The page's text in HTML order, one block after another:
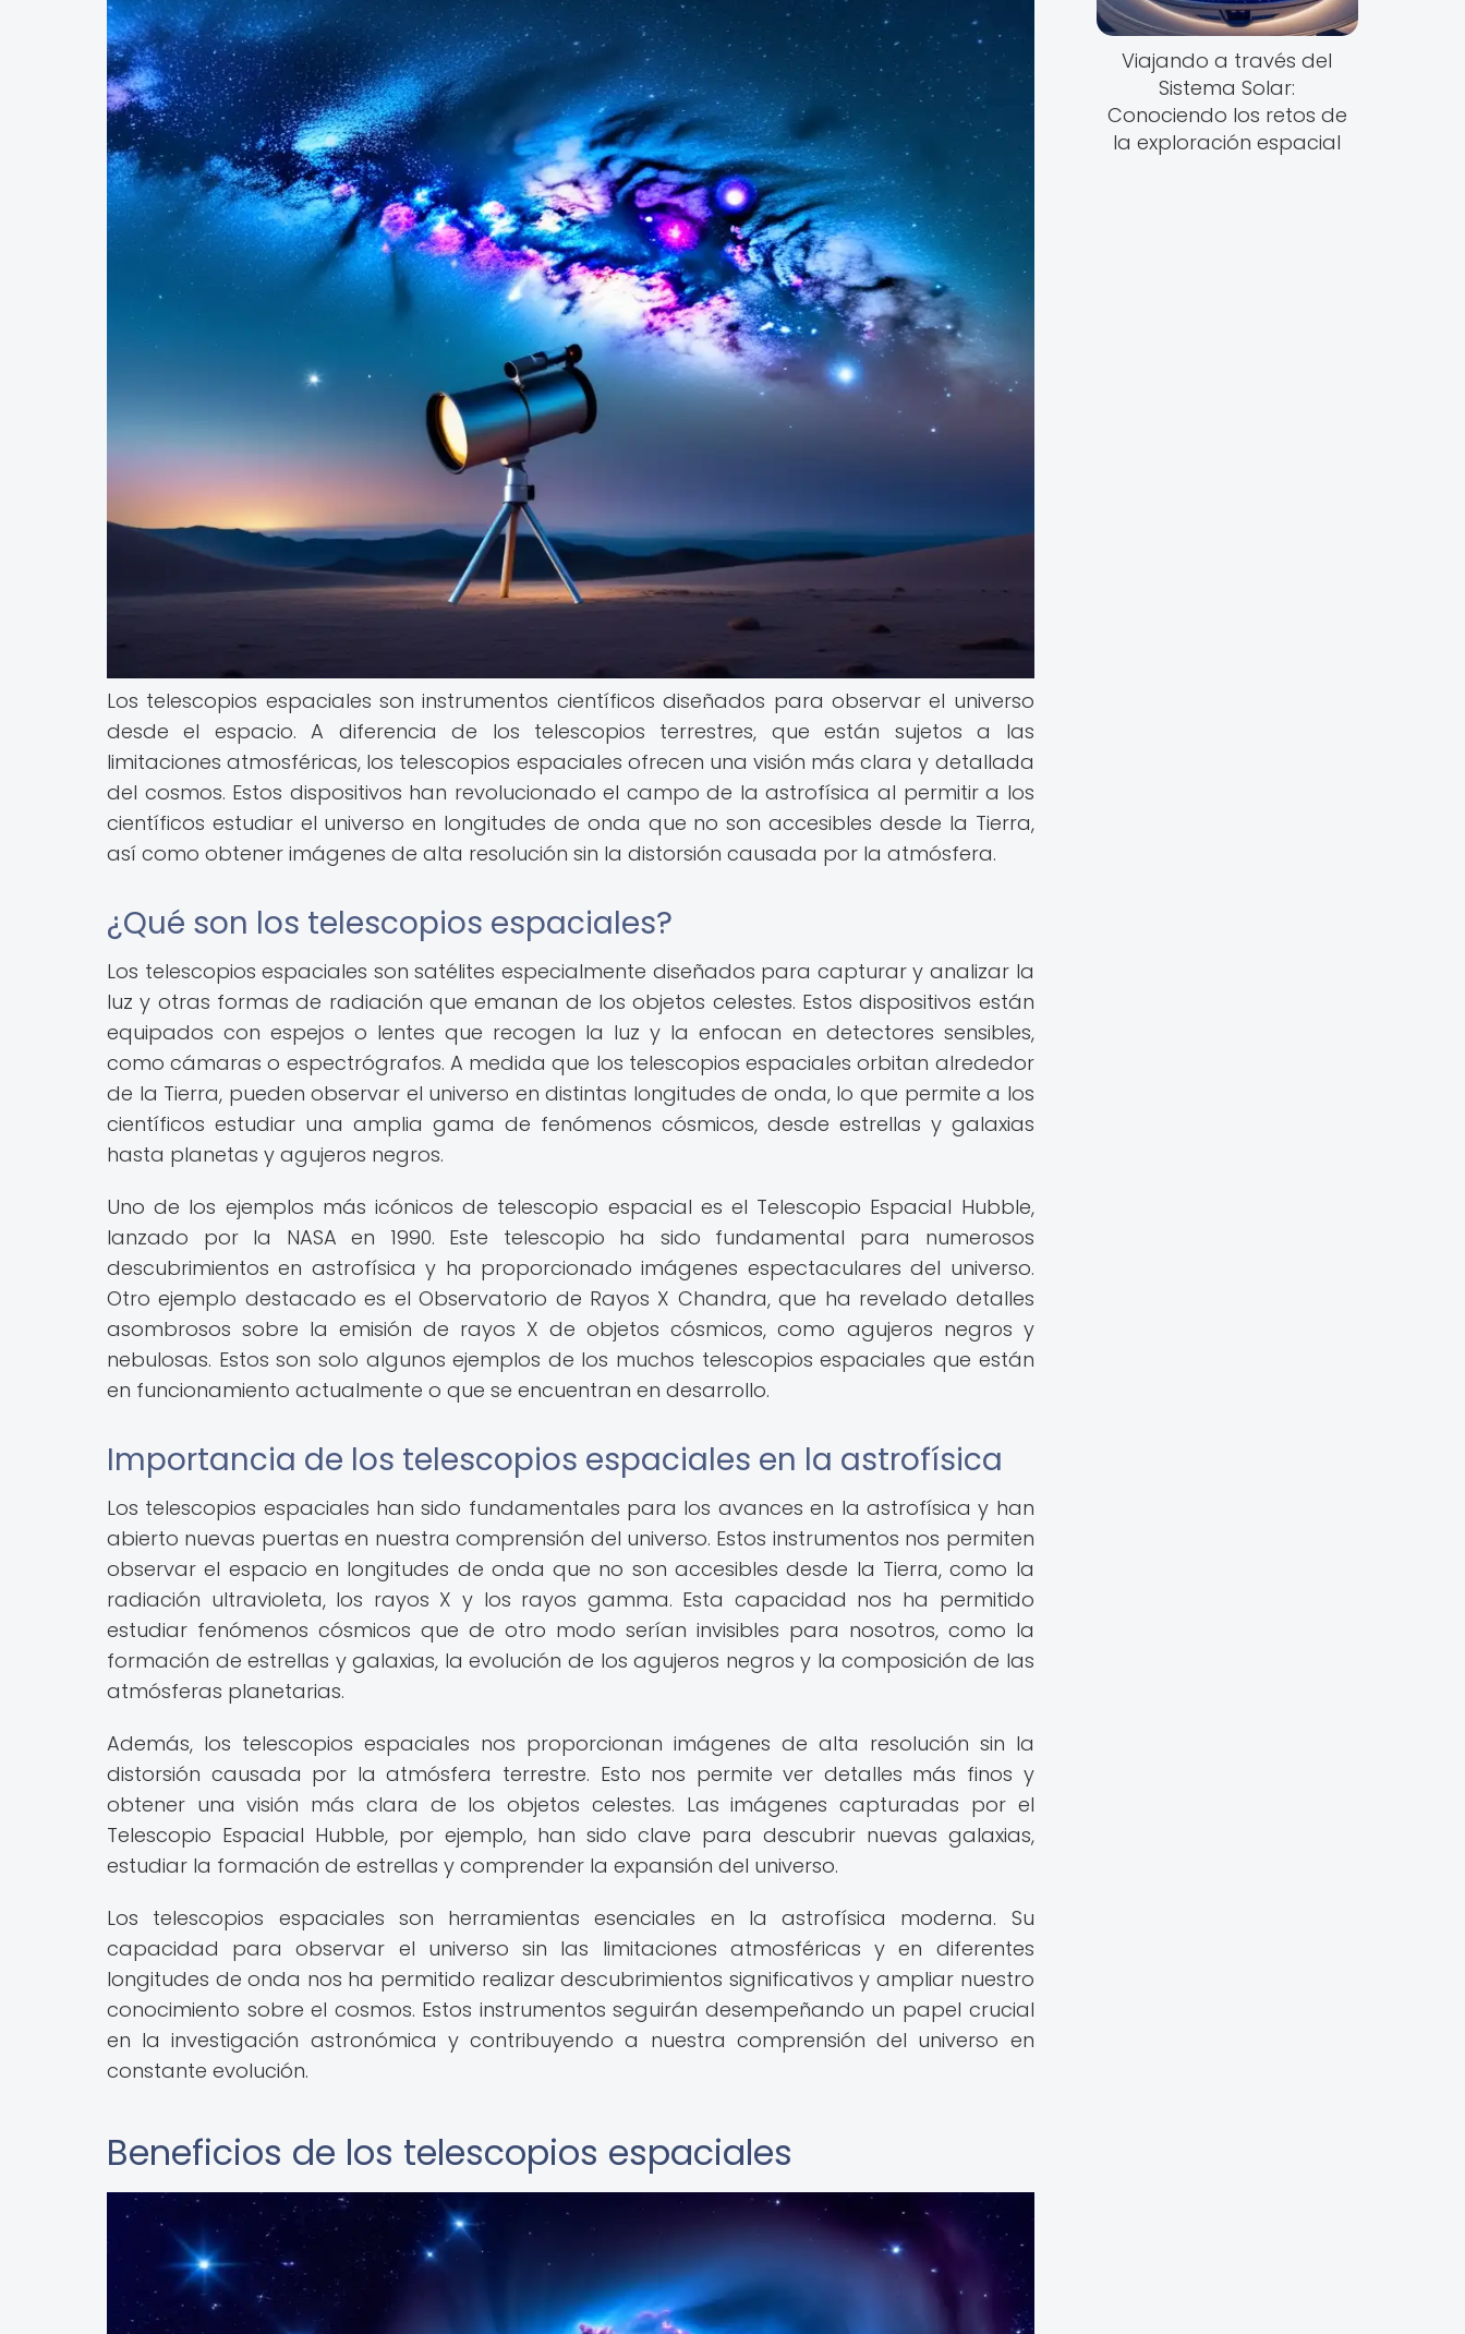
Los telescopios espaciales son instrumentos científicos diseñados para observar el universo
desde el espacio. A diferencia de los telescopios terrestres, que están sujetos a las
limitaciones atmosféricas, los telescopios espaciales ofrecen una visión más clara y detallada
del cosmos. Estos dispositivos han revolucionado el campo de la astrofísica al permitir a los
científicos estudiar el universo en longitudes de onda que no son accesibles desde la Tierra,
así como obtener imágenes de alta resolución sin la distorsión causada por la atmósfera.
¿Qué son los telescopios espaciales?
Los telescopios espaciales son satélites especialmente diseñados para capturar y analizar la
luz y otras formas de radiación que emanan de los objetos celestes. Estos dispositivos están
equipados con espejos o lentes que recogen la luz y la enfocan en detectores sensibles,
como cámaras o espectrógrafos. A medida que los telescopios espaciales orbitan alrededor
de la Tierra, pueden observar el universo en distintas longitudes de onda, lo que permite a los
científicos estudiar una amplia gama de fenómenos cósmicos, desde estrellas y galaxias
hasta planetas y agujeros negros.
Uno de los ejemplos más icónicos de telescopio espacial es el Telescopio Espacial Hubble,
lanzado por la NASA en 1990. Este telescopio ha sido fundamental para numerosos
descubrimientos en astrofísica y ha proporcionado imágenes espectaculares del universo.
Otro ejemplo destacado es el Observatorio de Rayos X Chandra, que ha revelado detalles
asombrosos sobre la emisión de rayos X de objetos cósmicos, como agujeros negros y
nebulosas. Estos son solo algunos ejemplos de los muchos telescopios espaciales que están
en funcionamiento actualmente o que se encuentran en desarrollo.
Importancia de los telescopios espaciales en la astrofísica
Los telescopios espaciales han sido fundamentales para los avances en la astrofísica y han
abierto nuevas puertas en nuestra comprensión del universo. Estos instrumentos nos permiten
observar el espacio en longitudes de onda que no son accesibles desde la Tierra, como la
radiación ultravioleta, los rayos X y los rayos gamma. Esta capacidad nos ha permitido
estudiar fenómenos cósmicos que de otro modo serían invisibles para nosotros, como la
formación de estrellas y galaxias, la evolución de los agujeros negros y la composición de las
atmósferas planetarias.
Además, los telescopios espaciales nos proporcionan imágenes de alta resolución sin la
distorsión causada por la atmósfera terrestre. Esto nos permite ver detalles más finos y
obtener una visión más clara de los objetos celestes. Las imágenes capturadas por el
Telescopio Espacial Hubble, por ejemplo, han sido clave para descubrir nuevas galaxias,
estudiar la formación de estrellas y comprender la expansión del universo.
Los telescopios espaciales son herramientas esenciales en la astrofísica moderna. Su
capacidad para observar el universo sin las limitaciones atmosféricas y en diferentes
longitudes de onda nos ha permitido realizar descubrimientos significativos y ampliar nuestro
conocimiento sobre el cosmos. Estos instrumentos seguirán desempeñando un papel crucial
en la investigación astronómica y contribuyendo a nuestra comprensión del universo en
constante evolución.
Beneficios de los telescopios espaciales
Viajando a través del
Sistema Solar:
Conociendo los retos de
la exploración espacial